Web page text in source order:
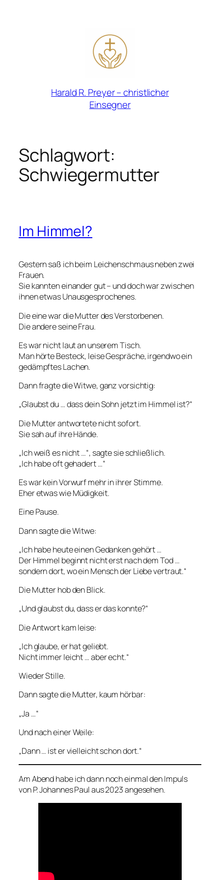
Harald R. Preyer – christlicher
Einsegner
Schlagwort:
Schwiegermutter
Im Himmel?
Gestern saß ich beim Leichenschmaus neben zwei
Frauen.
Sie kannten einander gut – und doch war zwischen
ihnen etwas Unausgesprochenes.
Die eine war die Mutter des Verstorbenen.
Die andere seine Frau.
Es war nicht laut an unserem Tisch.
Man hörte Besteck, leise Gespräche, irgendwo ein
gedämpftes Lachen.
Dann fragte die Witwe, ganz vorsichtig:
„Glaubst du … dass dein Sohn jetzt im Himmel ist?“
Die Mutter antwortete nicht sofort.
Sie sah auf ihre Hände.
„Ich weiß es nicht …“, sagte sie schließlich.
„Ich habe oft gehadert …“
Es war kein Vorwurf mehr in ihrer Stimme.
Eher etwas wie Müdigkeit.
Eine Pause.
Dann sagte die Witwe:
„Ich habe heute einen Gedanken gehört …
Der Himmel beginnt nicht erst nach dem Tod …
sondern dort, wo ein Mensch der Liebe vertraut.“
Die Mutter hob den Blick.
„Und glaubst du, dass er das konnte?“
Die Antwort kam leise:
„Ich glaube, er hat geliebt.
Nicht immer leicht … aber echt.“
Wieder Stille.
Dann sagte die Mutter, kaum hörbar:
„Ja …“
Und nach einer Weile:
„Dann … ist er vielleicht schon dort.“
Am Abend habe ich dann noch einmal den Impuls
von P. Johannes Paul aus 2023 angesehen.